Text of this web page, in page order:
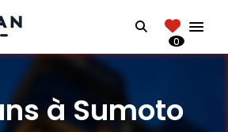
RYOKANTRAVEL
d'un Ryokan
Search
0
à Sumoto